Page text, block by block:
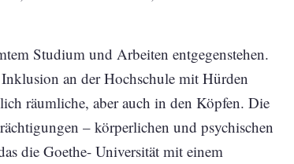
Studium und Arbeiten entgegenstehen.
an der Hochschule mit Hürden
räumliche, aber auch in den Köpfen. Die
– körperlichen und psychischen
die Goethe- Universität mit einem